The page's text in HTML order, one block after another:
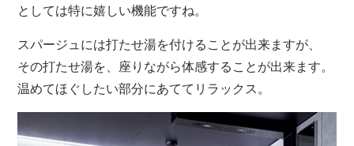
としては特に嬉しい機能ですね。
スパージュには打たせ湯を付けることが出来ますが、
その打たせ湯を、座りながら体感することが出来ます。
温めてほぐしたい部分にあててリラックス。